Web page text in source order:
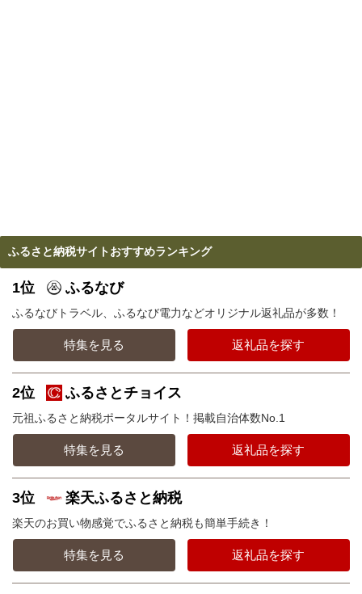
ふるさと納税サイトおすすめランキング
1位 ふるなび
ふるなびトラベル、ふるなび電力などオリジナル返礼品が多数！
特集を見る 返礼品を探す
2位 ふるさとチョイス
元祖ふるさと納税ポータルサイト！掲載自治体数No.1
特集を見る 返礼品を探す
3位 楽天ふるさと納税
楽天のお買い物感覚でふるさと納税も簡単手続き！
特集を見る 返礼品を探す